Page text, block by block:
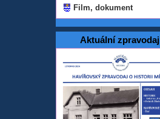
Film, dokument
Aktuální zpravodaj